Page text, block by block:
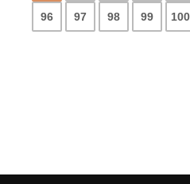
96 97 98 99 100